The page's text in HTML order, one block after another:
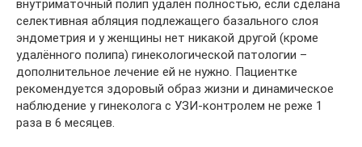
внутриматочный полип удалён полностью, если сделана
селективная абляция подлежащего базального слоя
эндометрия и у женщины нет никакой другой (кроме
удалённого полипа) гинекологической патологии –
дополнительное лечение ей не нужно. Пациентке
рекомендуется здоровый образ жизни и динамическое
наблюдение у гинеколога с УЗИ-контролем не реже 1
раза в 6 месяцев.